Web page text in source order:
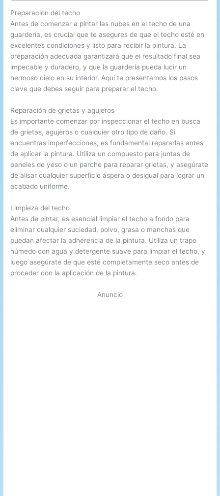
Preparación del techo
Antes de comenzar a pintar las nubes en el techo de una
guardería, es crucial que te asegures de que el techo esté en
excelentes condiciones y listo para recibir la pintura. La
preparación adecuada garantizará que el resultado final sea
impecable y duradero, y que la guardería pueda lucir un
hermoso cielo en su interior. Aquí te presentamos los pasos
clave que debes seguir para preparar el techo.
Reparación de grietas y agujeros
Es importante comenzar por inspeccionar el techo en busca
de grietas, agujeros o cualquier otro tipo de daño. Si
encuentras imperfecciones, es fundamental repararlas antes
de aplicar la pintura. Utiliza un compuesto para juntas de
paneles de yeso o un parche para reparar grietas, y asegúrate
de alisar cualquier superficie áspera o desigual para lograr un
acabado uniforme.
Limpieza del techo
Antes de pintar, es esencial limpiar el techo a fondo para
eliminar cualquier suciedad, polvo, grasa o manchas que
puedan afectar la adherencia de la pintura. Utiliza un trapo
húmedo con agua y detergente suave para limpiar el techo, y
luego asegúrate de que esté completamente seco antes de
proceder con la aplicación de la pintura.
Anuncio